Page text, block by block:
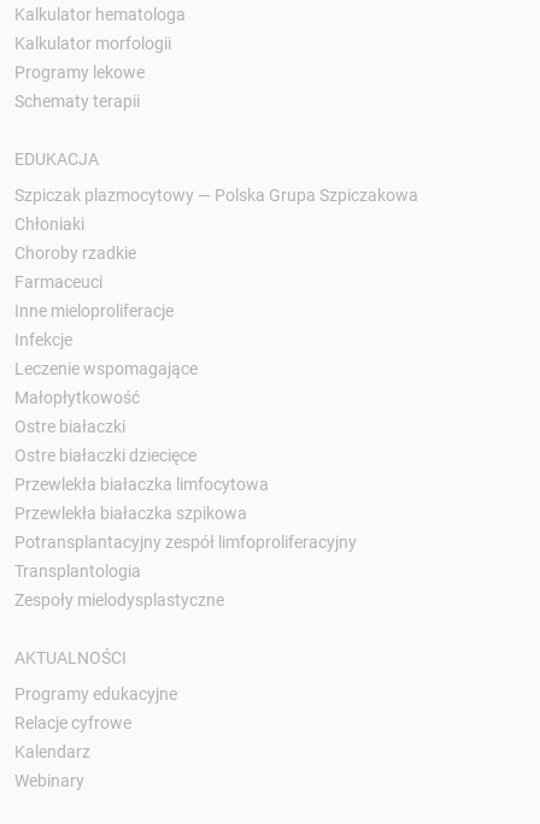
Kalkulator hematologa
Kalkulator morfologii
Programy lekowe
Schematy terapii
EDUKACJA
Szpiczak plazmocytowy — Polska Grupa Szpiczakowa
Chłoniaki
Choroby rzadkie
Farmaceuci
Inne mieloproliferacje
Infekcje
Leczenie wspomagające
Małopłytkowość
Ostre białaczki
Ostre białaczki dziecięce
Przewlekła białaczka limfocytowa
Przewlekła białaczka szpikowa
Potransplantacyjny zespół limfoproliferacyjny
Transplantologia
Zespoły mielodysplastyczne
AKTUALNOŚCI
Programy edukacyjne
Relacje cyfrowe
Kalendarz
Webinary